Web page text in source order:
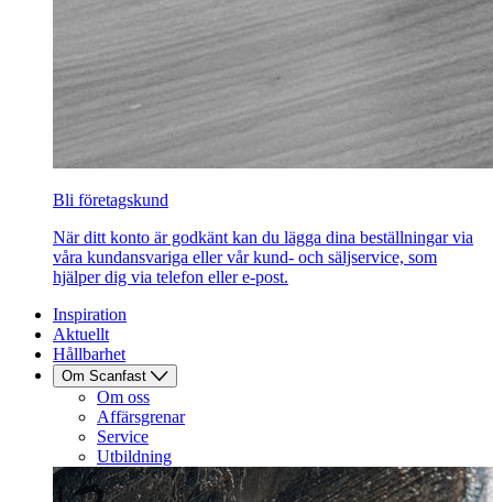
Bli företagskund
När ditt konto är godkänt kan du lägga dina beställningar via
våra kundansvariga eller vår kund- och säljservice, som
hjälper dig via telefon eller e-post.
Inspiration
Aktuellt
Hållbarhet
Om Scanfast
Om oss
Affärsgrenar
Service
Utbildning